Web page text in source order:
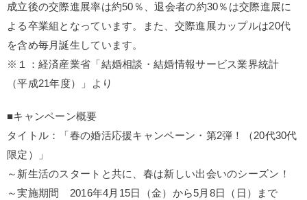
成立後の交際進展率は約50％、退会者の約30％は交際進展に
よる卒業組となっています。また、交際進展カップルは20代
を含め毎月誕生しています。
※１：経済産業省「結婚相談・結婚情報サービス業界統計
（平成21年度）」より
■キャンペーン概要
タイトル：「春の婚活応援キャンペーン・第2弾！（20代30代
限定）」
～新生活のスタートと共に、春は新しい出会いのシーズン！
～実施期間 2016年4月15日（金）から5月8日（日）まで